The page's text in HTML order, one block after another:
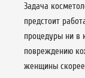
Задача
предстоит
процедуры ни в
повреждению
женщины